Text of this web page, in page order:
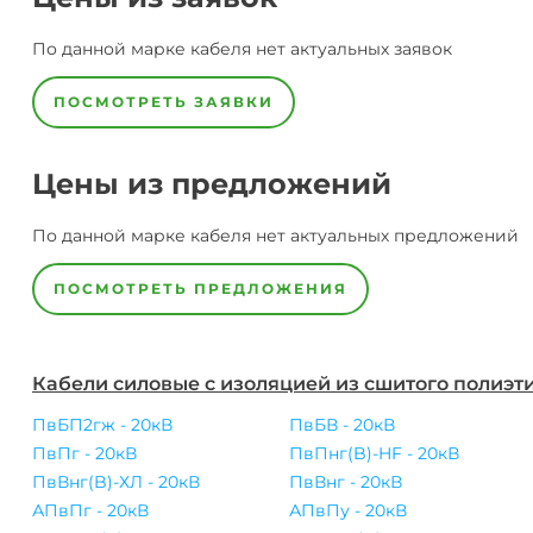
По данной марке кабеля нет актуальных заявок
ПОСМОТРЕТЬ ЗАЯВКИ
Цены из предложений
По данной марке кабеля нет актуальных предложений
ПОСМОТРЕТЬ ПРЕДЛОЖЕНИЯ
Кабели силовые с изоляцией из сшитого
ПвБП2гж - 20кВ ПвБВ - 20кВ
ПвПг - 20кВ
ПвПнг(B)-HF - 20кВ
ПвВнг(B)-ХЛ - 20кВ
ПвВнг - 20кВ
АПвПг - 20кВ
АПвПу - 20кВ